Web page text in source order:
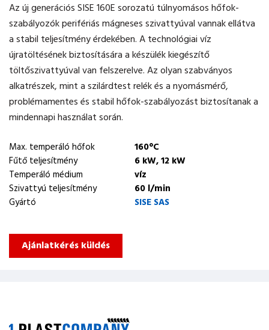
Az új generációs SISE 160E sorozatú túlnyomásos hőfok-
szabályozók perifériás mágneses szivattyúval vannak ellátva
a stabil teljesítmény érdekében. A technológiai víz
újratöltésének biztosítására a készülék kiegészítő
töltőszivattyúval van felszerelve. Az olyan szabványos
alkatrészek, mint a szilárdtest relék és a nyomásmérő,
problémamentes és stabil hőfok-szabályozást biztosítanak a
mindennapi használat során.
Max. temperáló hőfok
160°C
Fűtő teljesítmény
6 kW, 12 kW
Temperáló médium
víz
Szivattyú teljesítmény
60 l/min
Gyártó
SISE SAS
Ajánlatkérés küldés